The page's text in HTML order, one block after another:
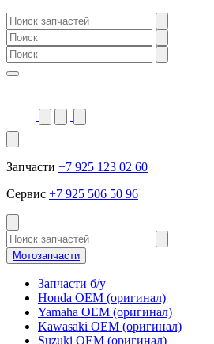
Запчасти +7 925 123 02 60
Сервис +7 925 506 50 96
Мотозапчасти
Запчасти б/у
Honda OEM (оригинал)
Yamaha OEM (оригинал)
Kawasaki OEM (оригинал)
Suzuki OEM (оригинал)